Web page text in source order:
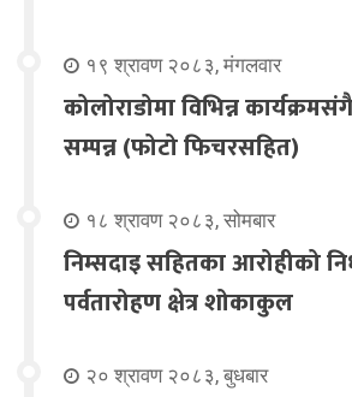
१९ श्रावण २०८३, मंगलवार
कोलोराडोमा विभिन्न
सम्पन्न (फोटो फिचरसहित)
१८ श्रावण २०८३, सोमबार
निम्सदाइ सहितका आरोहीको
पर्वतारोहण क्षेत्र शोकाकुल
२० श्रावण २०८३, बुधबार